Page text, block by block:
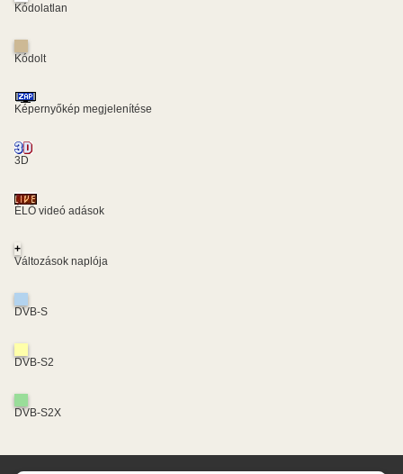
Kódolatlan
Kódolt
Képernyőkép megjelenítése
3D
ÉLŐ videó adások
+
Változások naplója
DVB-S
DVB-S2
DVB-S2X